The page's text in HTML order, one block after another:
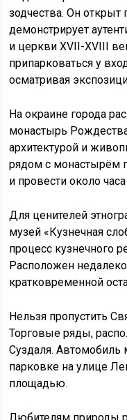
зодчества. Он
демонстрирует
и церкви XVII-XVIII
припарковаться у
осматривая
На окраине города
монастырь
архитектурой и
рядом с монастырём
и провести около
Для ценителей
музей «Кузнечная
процесс кузнечного
Расположен
кратковременной
Нельзя пропустить
Торговые ряды,
Суздаля. Автомобиль
парковке на улице
площадью.